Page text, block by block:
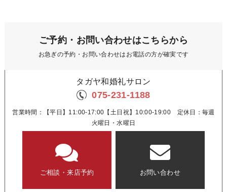
ご予約・お問い合わせはこちらから
お急ぎの予約・お問い合わせはお電話の方が確実です
タガヤ和婚礼サロン
075-231-1188
営業時間：【平日】11:00-17:00【土日祝】10:00-19:00 定休日：毎週
火曜日・水曜日
ご相談・来店予約 お問い合わせ